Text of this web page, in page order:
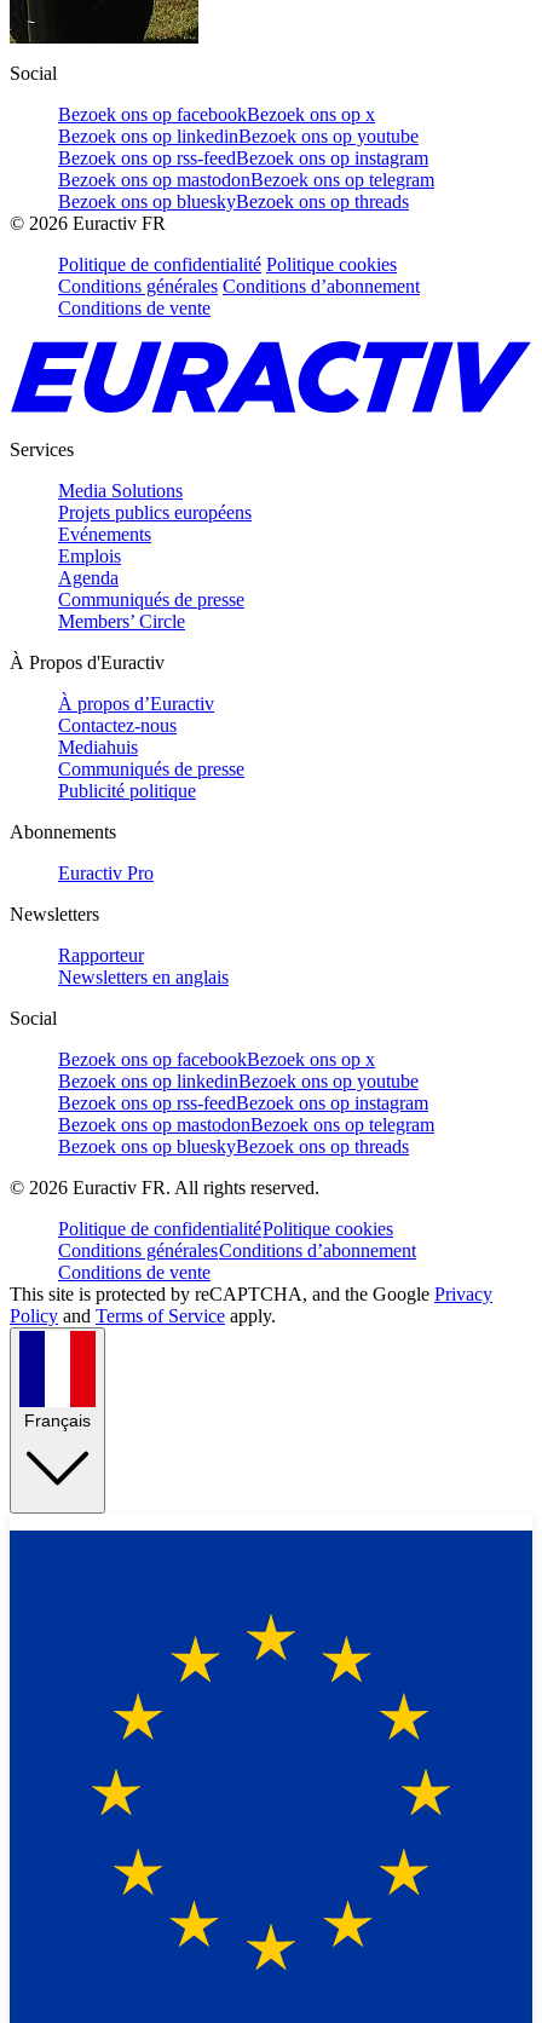
Social
Bezoek ons op facebookBezoek ons op x
Bezoek ons op linkedinBezoek ons op youtube
Bezoek ons op rss-feedBezoek ons op instagram
Bezoek ons op mastodonBezoek ons op telegram
Bezoek ons op blueskyBezoek ons op threads
© 2026 Euractiv FR
Politique de confidentialité Politique cookies
Conditions générales Conditions d’abonnement
Conditions de vente
Services
Media Solutions
Projets publics européens
Evénements
Emplois
Agenda
Communiqués de presse
Members’ Circle
À Propos d'Euractiv
À propos d’Euractiv
Contactez-nous
Mediahuis
Communiqués de presse
Publicité politique
Abonnements
Euractiv Pro
Newsletters
Rapporteur
Newsletters en anglais
Social
Bezoek ons op facebookBezoek ons op x
Bezoek ons op linkedinBezoek ons op youtube
Bezoek ons op rss-feedBezoek ons op instagram
Bezoek ons op mastodonBezoek ons op telegram
Bezoek ons op blueskyBezoek ons op threads
© 2026 Euractiv FR. All rights reserved.
Politique de confidentialitéPolitique cookies
Conditions généralesConditions d’abonnement
Conditions de vente
This site is protected by reCAPTCHA, and the Google Privacy
Policy and Terms of Service apply.
Français